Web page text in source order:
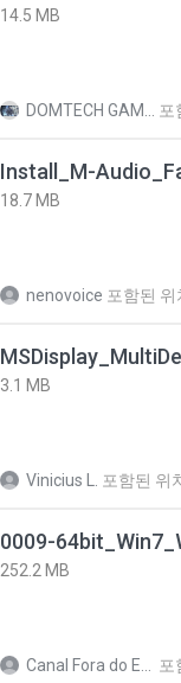
14.5 MB
포
18.7 MB
nenovoice 포함된 위
3.1 MB
Vinicius L. 포함된 위
252.2 MB
포